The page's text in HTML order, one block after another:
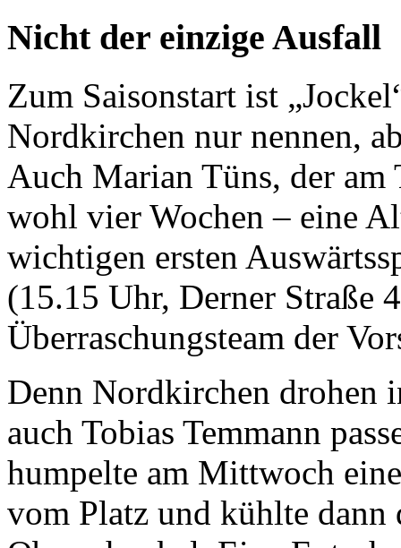
Nicht der einzige Ausfall
Zum Saisonstart ist
Nordkirchen nur nennen,
Auch Marian Tüns, der
wohl vier Wochen – eine
wichtigen ersten
(15.15 Uhr, Derner Straße
Überraschungsteam der
Denn Nordkirchen drohen
auch Tobias Temmann
humpelte am Mittwoch
vom Platz und kühlte dann